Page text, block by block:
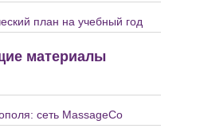
план на учебный год
материалы
сеть MassageCo